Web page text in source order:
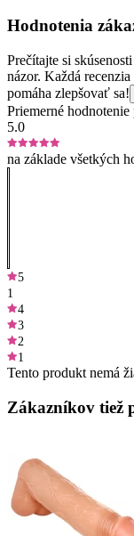
Hodnotenia
Prečítajte si
názor. Každá
pomáha zlepšovať sa!
Priemerné hodnotenie
5.0
na základe všetkých
5
1
4
3
2
1
Tento produkt nemá
Zákazníkov tiež